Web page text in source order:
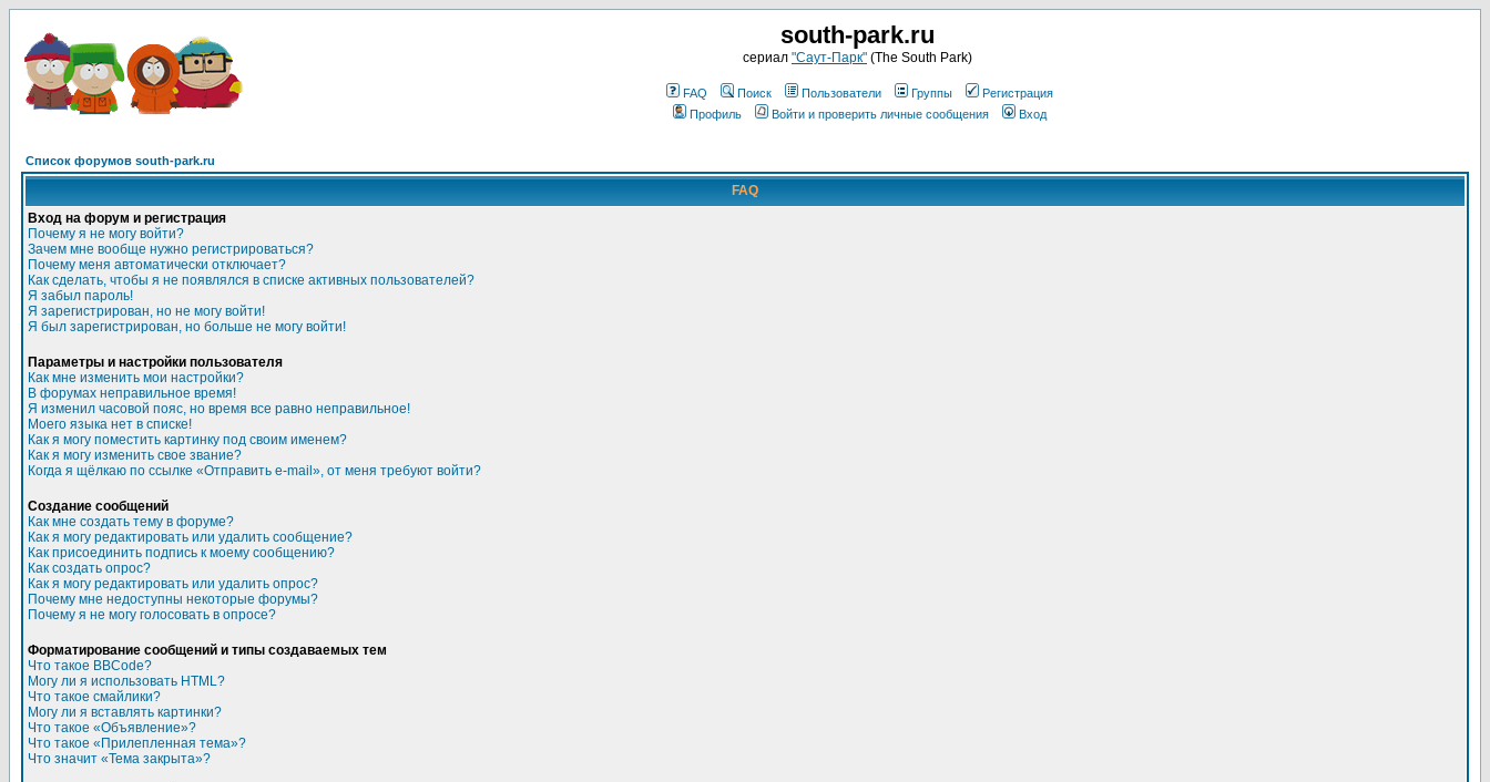
south-park.ru
сериал "Саут-Парк" (The South Park)
FAQ Поиск Пользователи Группы
Регистрация
Профиль
Войти и проверить личные сообщения Вход
Список форумов south-park.ru
FAQ
Вход на форум и регистрация
Почему я не могу войти?
Зачем мне вообще нужно регистрироваться?
Почему меня автоматически отключает?
Как сделать, чтобы я не появлялся в списке активных пользователей?
Я забыл пароль!
Я зарегистрирован, но не могу войти!
Я был зарегистрирован, но больше не могу войти!
Параметры и настройки пользователя
Как мне изменить мои настройки?
В форумах неправильное время!
Я изменил часовой пояс, но время все равно неправильное!
Моего языка нет в списке!
Как я могу поместить картинку под своим именем?
Как я могу изменить свое звание?
Когда я щёлкаю по ссылке «Отправить e-mail», от меня требуют войти?
Создание сообщений
Как мне создать тему в форуме?
Как я могу редактировать или удалить сообщение?
Как присоединить подпись к моему сообщению?
Как создать опрос?
Как я могу редактировать или удалить опрос?
Почему мне недоступны некоторые форумы?
Почему я не могу голосовать в опросе?
Форматирование сообщений и типы создаваемых тем
Что такое BBCode?
Могу ли я использовать HTML?
Что такое смайлики?
Могу ли я вставлять картинки?
Что такое «Объявление»?
Что такое «Прилепленная тема»?
Что значит «Тема закрыта»?